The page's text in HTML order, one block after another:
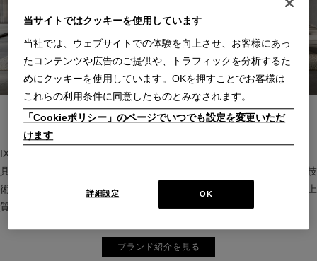
IXC（イクスシー）は、”Emotional Minimalism”を掲げるグローバル家
具ブランド。ヨーロッパの家具文化と日本の美意識を融合し、素材や技
術を活かした持続可能で洗練されたインテリアを提案。長く愛される上
質な暮らしを届けます。
ブランド紹介を見る
当サイトではクッキーを使用しています
当社では、ウェブサイトでの体験を向上させ、お客様にあっ
たコンテンツや広告のご提供や、トラフィックを分析するた
めにクッキーを使用しています。OKを押すことでお客様は
これらの利用条件に同意したものとみなされます。
「Cookieポリシー」のページでいつでも設定を変更いただ
けます
OK
詳細設定